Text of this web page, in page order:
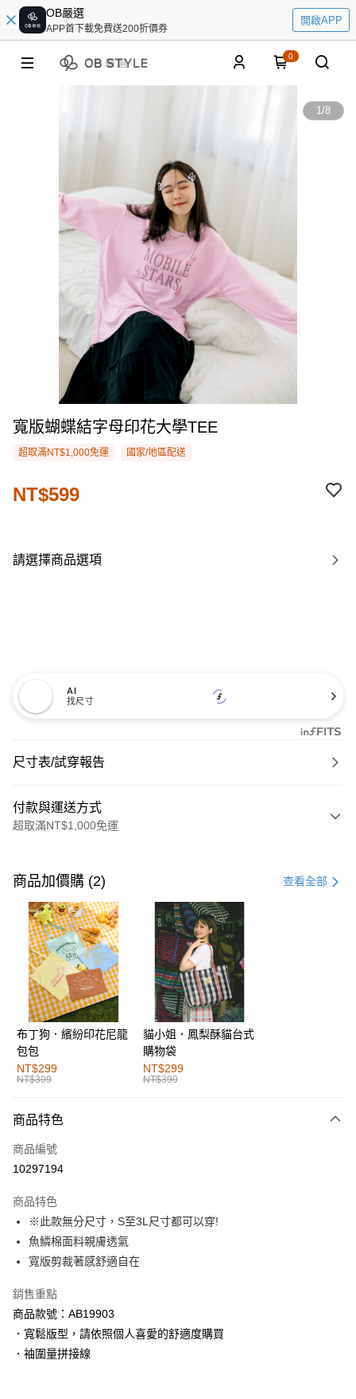
OB嚴選
APP首下載免費送200折價券
開啟APP
0
1/8
寬版蝴蝶結字母印花大學TEE
超取滿NT$1,000免運 國家/地區配送
NT$599
請選擇商品選項
AI
找尺寸
尺寸表/試穿報告
付款與運送方式
超取滿NT$1,000免運
信用卡一次付款
購物金
超商取貨付款
LINE Pay
街口支付
運送方式
全家取貨付款
每筆NT$60，滿NT$1,000(含以上)免運費
付款後全家取貨
萊爾富取貨付款
付款後萊爾富取貨
每筆NT$60，滿NT$1,000(含以上)免運費
7-11取貨付款
每筆NT$60，滿NT$1,000(含以上)免運費
付款後7-11取貨
每筆NT$60，滿NT$1,000(含以上)免運費
商品加價購 (2) 查看全部
布丁狗．繽紛印花尼龍
包包
NT$299
NT$399
貓小姐．鳳梨酥貓台式
購物袋
NT$299
NT$399
商品特色
商品編號
10297194
商品特色
※此款無分尺寸，S至3L尺寸都可以穿!
魚鱗棉面料親膚透氣
寬版剪裁著感舒適自在
銷售重點
商品款號：AB19903
．寬鬆版型，請依照個人喜愛的舒適度購買
．袖圍量拼接線